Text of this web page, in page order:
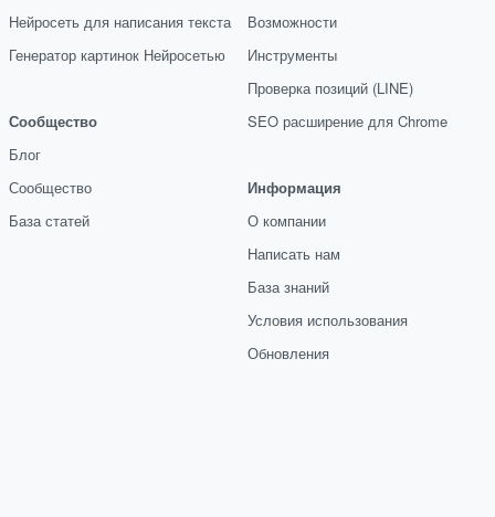
Нейросеть для написания текста
Генератор картинок Нейросетью
Сообщество
Блог
Сообщество
База статей
Возможности
Инструменты
Проверка позиций (LINE)
SEO расширение для Chrome
Информация
О компании
Написать нам
База знаний
Условия использования
Обновления